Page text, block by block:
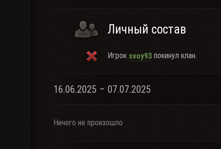
Личный состав
Игрок svoy93 покинул клан.
16.06.2025 – 07.07.2025
Ничего не произошло